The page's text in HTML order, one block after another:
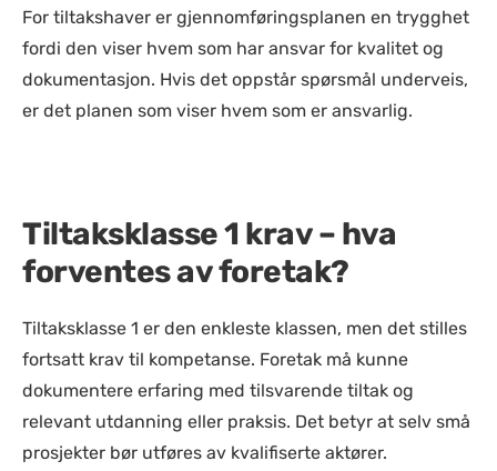
For tiltakshaver er gjennomføringsplanen en trygghet
fordi den viser hvem som har ansvar for kvalitet og
dokumentasjon. Hvis det oppstår spørsmål underveis,
er det planen som viser hvem som er ansvarlig.
Tiltaksklasse 1 krav – hva
forventes av foretak?
Tiltaksklasse 1 er den enkleste klassen, men det stilles
fortsatt krav til kompetanse. Foretak må kunne
dokumentere erfaring med tilsvarende tiltak og
relevant utdanning eller praksis. Det betyr at selv små
prosjekter bør utføres av kvalifiserte aktører.